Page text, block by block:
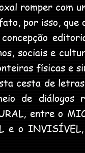
romper com
por isso, que
concepção
sociais e
físicas e
cesta de letras,
de diálogos
entre o
e o INVISÍVEL,